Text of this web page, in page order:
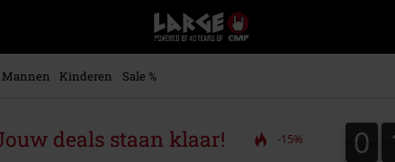
Large
–
Muziek-,
+
Mannen Kinderen Sale %
deals staan klaar! -15% 0
0